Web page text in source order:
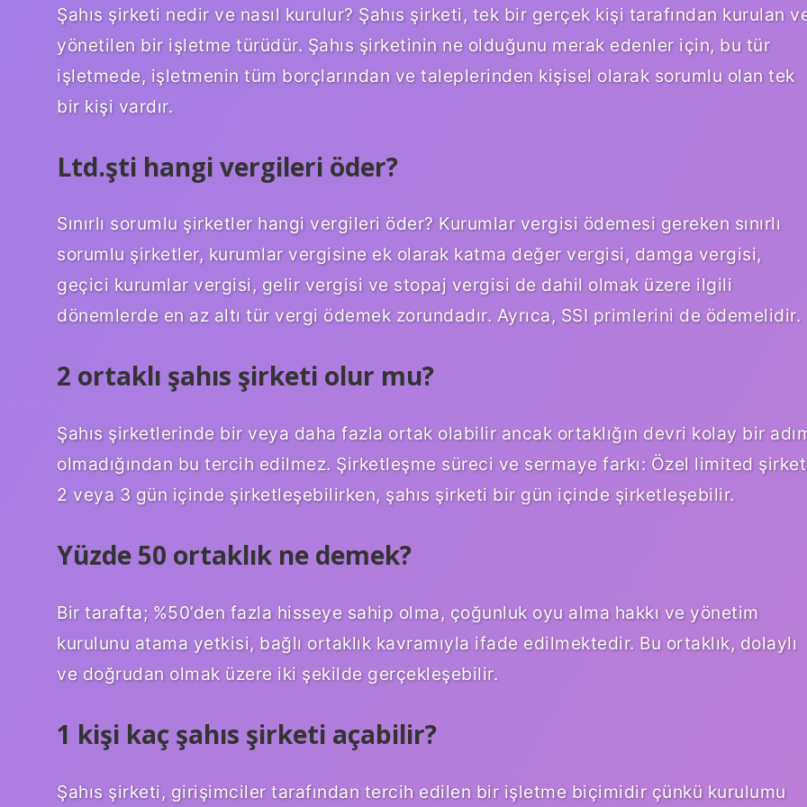
Şahıs şirketi nedir ve nasıl kurulur? Şahıs şirketi, tek bir gerçek kişi tarafından kurulan
yönetilen bir işletme türüdür. Şahıs şirketinin ne olduğunu merak edenler için, bu tür
işletmede, işletmenin tüm borçlarından ve taleplerinden kişisel olarak sorumlu olan tek
bir kişi vardır.
Ltd.şti hangi vergileri öder?
Sınırlı sorumlu şirketler hangi vergileri öder? Kurumlar vergisi ödemesi gereken sınırlı
sorumlu şirketler, kurumlar vergisine ek olarak katma değer vergisi, damga vergisi,
geçici kurumlar vergisi, gelir vergisi ve stopaj vergisi de dahil olmak üzere ilgili
dönemlerde en az altı tür vergi ödemek zorundadır. Ayrıca, SSI primlerini de ödemelidir.
2 ortaklı şahıs şirketi olur mu?
Şahıs şirketlerinde bir veya daha fazla ortak olabilir ancak ortaklığın devri kolay bir
olmadığından bu tercih edilmez. Şirketleşme süreci ve sermaye farkı: Özel limited şirket
2 veya 3 gün içinde şirketleşebilirken, şahıs şirketi bir gün içinde şirketleşebilir.
Yüzde 50 ortaklık ne demek?
Bir tarafta; %50’den fazla hisseye sahip olma, çoğunluk oyu alma hakkı ve yönetim
kurulunu atama yetkisi, bağlı ortaklık kavramıyla ifade edilmektedir. Bu ortaklık, dolaylı
ve doğrudan olmak üzere iki şekilde gerçekleşebilir.
1 kişi kaç şahıs şirketi açabilir?
Şahıs şirketi, girişimciler tarafından tercih edilen bir işletme biçimidir çünkü kurulumu